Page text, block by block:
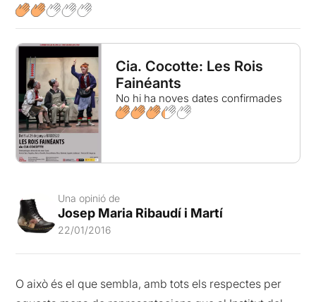
Cia. Cocotte: Les Rois
Fainéants
No hi ha noves dates confirmades
Una opinió de
Josep Maria Ribaudí i Martí
22/01/2016
O això és el que sembla, amb tots els respectes per